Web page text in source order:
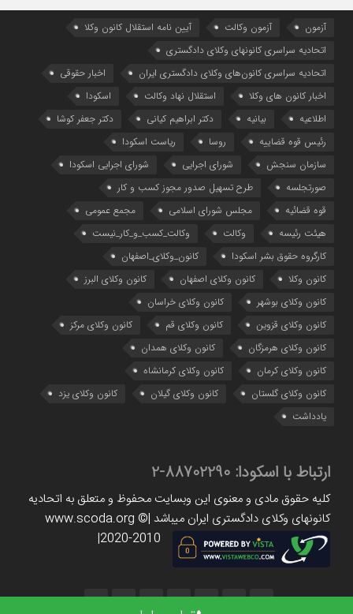
آزمون آزمون وکالت
آیین ‌نامه استقلال کانون وکلا
اتحادیه سراسری کانونهای وکلای دادگستری
اتحادیه سراسری کانون‌های وکلای دادگستری ایران
اخبار حقوقی
اخبار کانون های وکلا
استقلال نهاد وکالت
اسکودا
اطلاعیه
بیانیه دکتر ابراهیم کیانی
دکتر جعفر کوشا
رئیس قوه قضاییه
روسا
ریاست اسکودا
سازمان سنجش
شورای اجرایی
شورای اجرایی اسکودا
صورتجلسه
طرح تسهیل صدور مجوز کسب و کار
قوه قضائیه
مجلس شورای اسلامی
مجمع عمومی
هیئت رئیسه
وکالت
وکالت_کسب_و_کار_نیست
کارگروه حقوق بشر اسکودا
کانون_وکلای_اصفهان
کانون وکلا
کانون وکلای اصفهان
کانون وکلای البرز
کانون وکلای بوشهر
کانون وکلای خراسان
کانون وکلای قزوین
کانون وکلای قم
کانون وکلای مرکز
کانون وکلای هرمزگان
کانون وکلای همدان
کانون وکلای کرمان
کانون وکلای کرمانشاه
کانون وکلای گلستان
کانون وکلای گیلان
کانون وکلای یزد
یادداشت
ارتباط با اسکودا: 88702290-2
کلیه حقوق مادی و معنوی این وبسایت محفوظ و متعلق به اتحادیه
کانونهای وکلای دادگستری ایران میباشد |www.scoda.org ©
2020-2010|